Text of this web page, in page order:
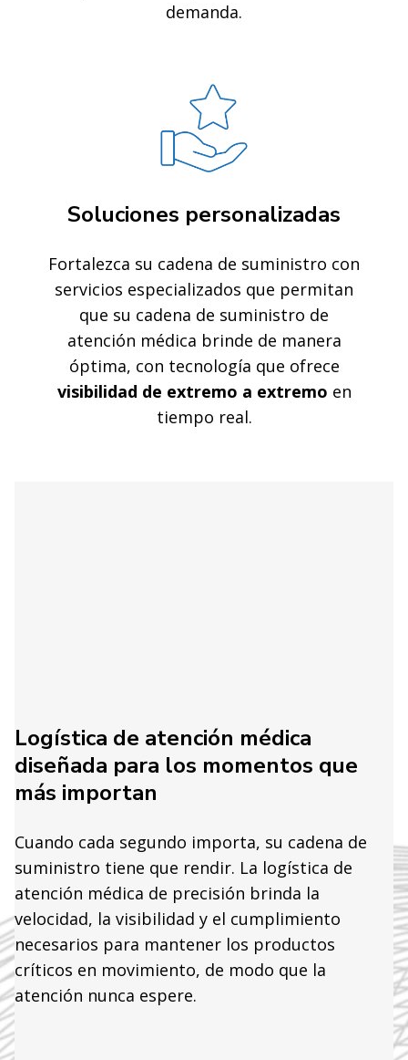
demanda.
Soluciones personalizadas
Fortalezca su cadena de suministro con
servicios especializados que permitan
que su cadena de suministro de
atención médica brinde de manera
óptima, con tecnología que ofrece
visibilidad de extremo a extremo en
tiempo real.
Logística de atención médica
diseñada para los momentos que
más importan
Cuando cada segundo importa, su cadena de
suministro tiene que rendir. La logística de
atención médica de precisión brinda la
velocidad, la visibilidad y el cumplimiento
necesarios para mantener los productos
críticos en movimiento, de modo que la
atención nunca espere.